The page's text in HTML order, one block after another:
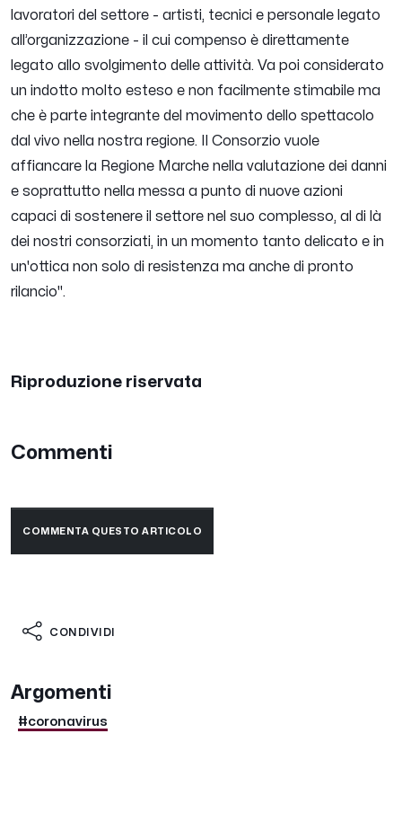
lavoratori del settore - artisti, tecnici e personale legato
all’organizzazione - il cui compenso è direttamente
legato allo svolgimento delle attività. Va poi considerato
un indotto molto esteso e non facilmente stimabile ma
che è parte integrante del movimento dello spettacolo
dal vivo nella nostra regione. Il Consorzio vuole
affiancare la Regione Marche nella valutazione dei danni
e soprattutto nella messa a punto di nuove azioni
capaci di sostenere il settore nel suo complesso, al di là
dei nostri consorziati, in un momento tanto delicato e in
un'ottica non solo di resistenza ma anche di pronto
rilancio".
Riproduzione riservata
Commenti
COMMENTA QUESTO ARTICOLO
CONDIVIDI
Argomenti
#coronavirus